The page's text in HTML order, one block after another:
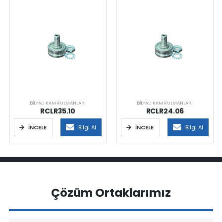
BILYALI KAM RULMANLARI
RCLR35.10
İNCELE Bilgi Al
BILYALI KAM RULMANLARI
RCLR24.06
İNCELE Bilgi Al
Çözüm Ortaklarımız